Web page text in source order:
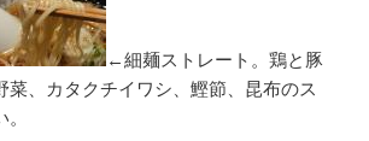
←細麺ストレート。鶏と豚
菜、カタクチイワシ、鰹節、昆布のス